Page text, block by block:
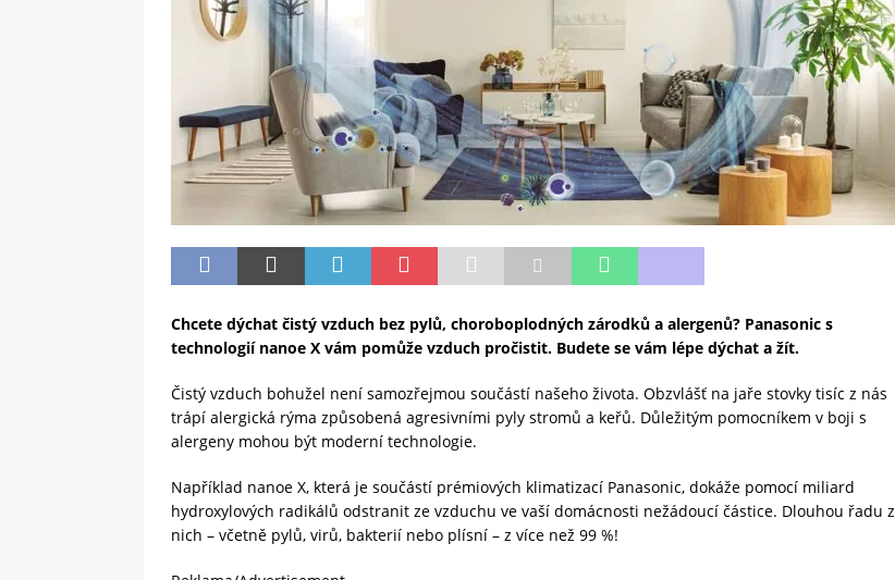
Chcete dýchat čistý vzduch bez pylů, choroboplodných zárodků a alergenů? Panasonic s
technologií nanoe X vám pomůže vzduch pročistit. Budete se vám lépe dýchat a žít.
Čistý vzduch bohužel není samozřejmou součástí našeho života. Obzvlášť na jaře stovky tisíc z nás
trápí alergická rýma způsobená agresivními pyly stromů a keřů. Důležitým pomocníkem v boji s
alergeny mohou být moderní technologie.
Například nanoe X, která je součástí prémiových klimatizací Panasonic, dokáže pomocí miliard
hydroxylových radikálů odstranit ze vzduchu ve vaší domácnosti nežádoucí částice. Dlouhou řadu z
nich – včetně pylů, virů, bakterií nebo plísní – z více než 99 %!